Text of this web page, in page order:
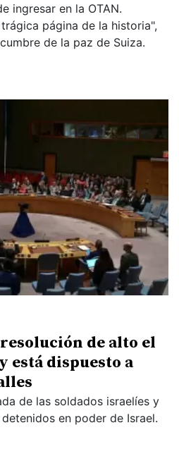
ingresar en la OTAN.
página de la historia",
de la paz de Suiza.
de alto el
está dispuesto a
de las soldados israelíes y
en poder de Israel.